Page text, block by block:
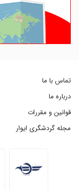
تماس با ما
درباره ما
قوانین و مقررات
مجله گردشگری ایوار